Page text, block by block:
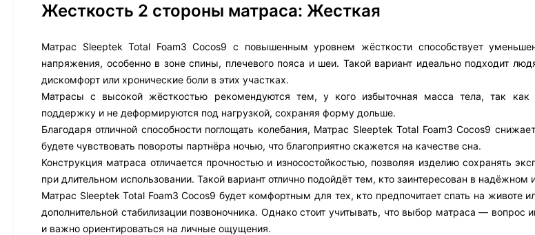
Жесткость 2 стороны матраса: Жесткая
Матрас Sleeptek Total Foam3 Cocos9 с повышенным уровнем жёсткости способствует
напряжения, особенно в зоне спины, плечевого пояса и шеи. Такой вариант идеально подходит
дискомфорт или хронические боли в этих участках.
Матрасы с высокой жёсткостью рекомендуются тем, у кого избыточная масса тела, так как
поддержку и не деформируются под нагрузкой, сохраняя форму дольше.
Благодаря отличной способности поглощать колебания, Матрас Sleeptek Total Foam3 Cocos9
будете чувствовать повороты партнёра ночью, что благоприятно скажется на качестве сна.
Конструкция матраса отличается прочностью и износостойкостью, позволяя изделию сохранять
при длительном использовании. Такой вариант отлично подойдёт тем, кто заинтересован в надёжном
Матрас Sleeptek Total Foam3 Cocos9 будет комфортным для тех, кто предпочитает спать на животе
дополнительной стабилизации позвоночника. Однако стоит учитывать, что выбор матраса — вопрос
и важно ориентироваться на личные ощущения.